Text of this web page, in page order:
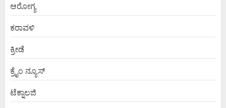
ಆರೋಗ್ಯ
ಕರಾವಳಿ
ಕ್ರೀಡೆ
ಕ್ರೈಂ ನ್ಯೂಸ್
ಟೆಕ್ನಾಲಜಿ